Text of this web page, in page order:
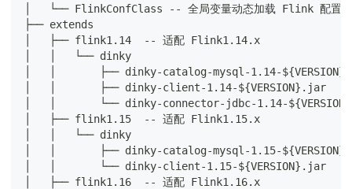
│   └── FlinkConfClass -- 全局变量动态加载 Flink 配置的
├── extends
│   ├── flink1.14  -- 适配 Flink1.14.x
│   │   └── dinky
│   │       ├── dinky-catalog-mysql-1.14-
│   │       ├── dinky-client-1.14-${VERSION}.jar
│   │       └── dinky-connector-jdbc-1.14-
│   ├── flink1.15  -- 适配 Flink1.15.x
│   │   └── dinky
│   │       ├── dinky-catalog-mysql-1.15-
│   │       └── dinky-client-1.15-${VERSION}.jar
│   ├── flink1.16  -- 适配 Flink1.16.x